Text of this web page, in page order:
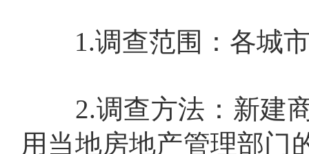
1.调查范围：各城
2.调查方法：新建
用当地房地产管理部门